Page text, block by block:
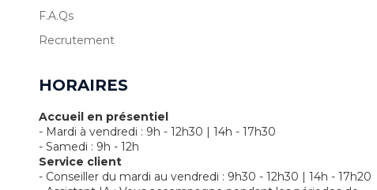
F.A.Qs
Recrutement
HORAIRES
Accueil en présentiel
- Mardi à vendredi : 9h - 12h30 | 14h - 17h30
- Samedi : 9h - 12h
Service client
- Conseiller du mardi au vendredi : 9h30 - 12h30 | 14h - 17h20